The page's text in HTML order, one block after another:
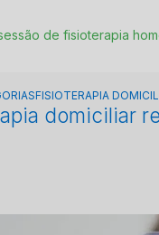
sessão de fisioterapia
FISIOTERAPIA
domiciliar